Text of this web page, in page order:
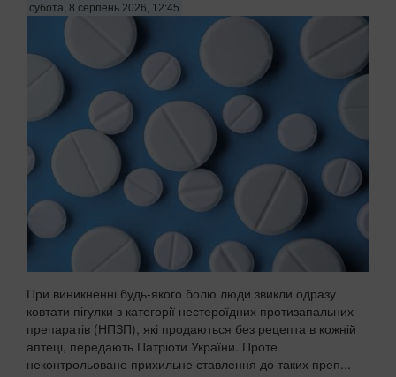
субота, 8 серпень 2026, 12:45
При виникненні будь-якого болю люди звикли одразу
ковтати пігулки з категорії нестероїдних протизапальних
препаратів (НПЗП), які продаються без рецепта в кожній
аптеці, передають Патріоти України. Проте
неконтрольоване прихильне ставлення до таких преп...